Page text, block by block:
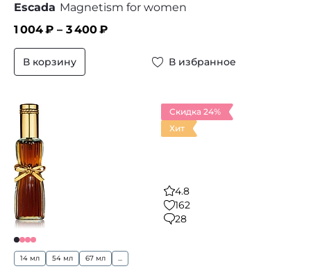
Escada Magnetism for women
1 004₽ – 3 400₽
В корзину В избранное
Скидка 24%
Хит
4.8
162
28
14 мл 54 мл 67 мл ...